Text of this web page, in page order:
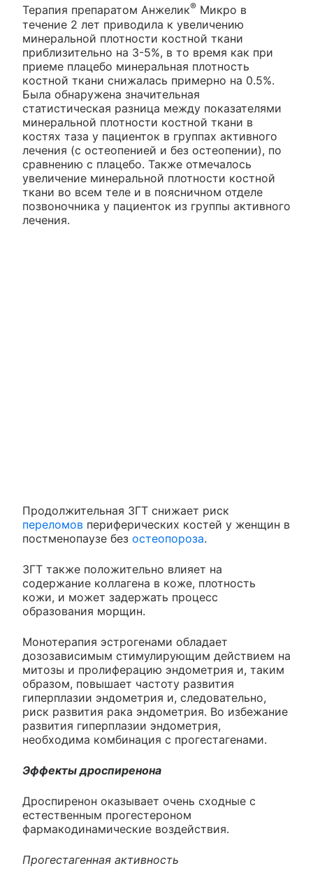
Терапия препаратом Анжелик® Микро в
течение 2 лет приводила к увеличению
минеральной плотности костной ткани
приблизительно на 3-5%, в то время как при
приеме плацебо минеральная плотность
костной ткани снижалась примерно на 0.5%.
Была обнаружена значительная
статистическая разница между показателями
минеральной плотности костной ткани в
костях таза у пациенток в группах активного
лечения (с остеопенией и без остеопении), по
сравнению с плацебо. Также отмечалось
увеличение минеральной плотности костной
ткани во всем теле и в поясничном отделе
позвоночника у пациенток из группы активного
лечения.
Продолжительная ЗГТ снижает риск
переломов периферических костей у женщин в
постменопаузе без остеопороза.
ЗГТ также положительно влияет на
содержание коллагена в коже, плотность
кожи, и может задержать процесс
образования морщин.
Монотерапия эстрогенами обладает
дозозависимым стимулирующим действием на
митозы и пролиферацию эндометрия и, таким
образом, повышает частоту развития
гиперплазии эндометрия и, следовательно,
риск развития рака эндометрия. Во избежание
развития гиперплазии эндометрия,
необходима комбинация с прогестагенами.
Эффекты дроспиренона
Дроспиренон оказывает очень сходные с
естественным прогестероном
фармакодинамические воздействия.
Прогестагенная активность